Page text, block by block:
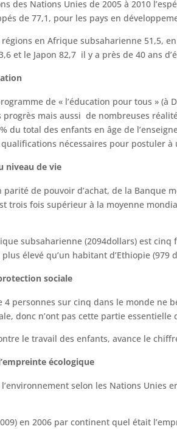
des Nations Unies de 2005 à 2010
de 77,1, pour les pays en
en Afrique subsaharienne 51,5,
et le Japon 82,7 il y a près de 40 ans
de « l’éducation pour tous »
mais aussi de nombreuses
du total des enfants en âge de
qualifications nécessaires pour postuler
niveau de vie
parité de pouvoir d’achat, de la
trois fois supérieur à la moyenne
subsaharienne (2094dollars) est
élevé qu’un habitant d’Ethiopie (979
sociale
4 personnes sur cinq dans le monde
donc n’ont pas cette partie essentielle
le travail des enfants, avance le
écologique
selon les Nations
en 2006 par continent quel était